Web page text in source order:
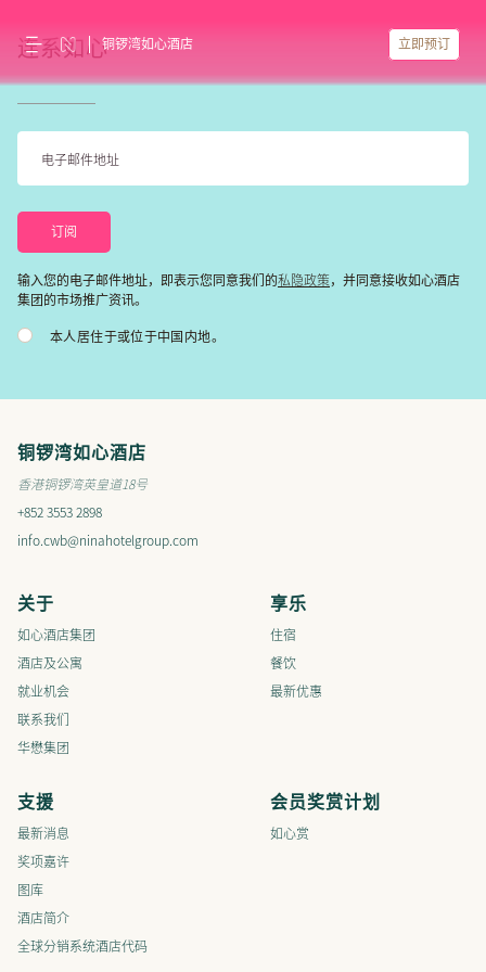
铜锣湾如心酒店 立即预订
连系如心
输入您的电子邮件地址，即表示您同意我们的私隐政策 ，并同意接收如心酒店
集团的市场推广资讯。
本人居住于或位于中国内地。
铜锣湾如心酒店
香港铜锣湾英皇道18号
+852 3553 2898
info.cwb@ninahotelgroup.com
关于
如心酒店集团
酒店及公寓
就业机会
联系我们
华懋集团
享乐
住宿
餐饮
最新优惠
支援
最新消息
奖项嘉许
图库
酒店简介
全球分销系统酒店代码
会员奖赏计划
如心赏